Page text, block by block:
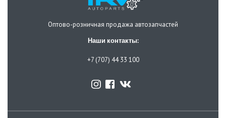
Оптово-розничная продажа автозапчастей
Наши контакты:
+7 (707) 44 33 100